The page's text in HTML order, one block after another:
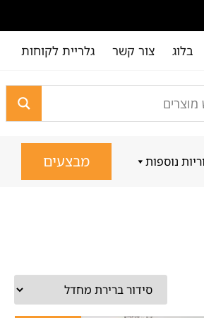
בלוג צור קשר גלריית לקוחות
נוספות מבצעים